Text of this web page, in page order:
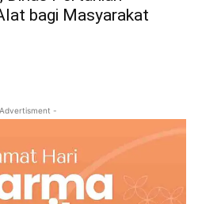
bagi Masyarakat
-